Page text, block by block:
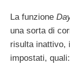
La funzione
una sorta di
risulta inattivo,
impostati,